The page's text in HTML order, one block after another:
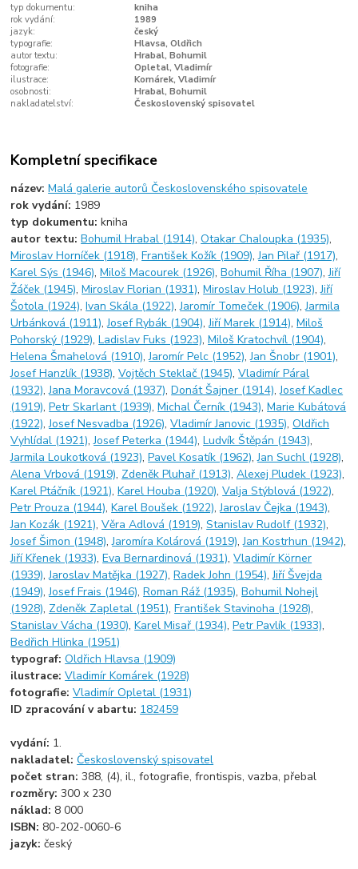
typ dokumentu:
kniha
rok vydání:
1989
jazyk:
český
typografie:
Hlavsa, Oldřich
autor textu:
Hrabal, Bohumil
fotografie:
Opletal, Vladimír
ilustrace:
Komárek, Vladimír
osobnosti:
Hrabal, Bohumil
nakladatelství:
Československý spisovatel
Kompletní specifikace
název:Malá galerie autorů Československého spisovatele
rok vydání: 1989
typ dokumentu:kniha
autor textu:Bohumil Hrabal (1914),Otakar Chaloupka (1935),
Miroslav Horníček (1918),František Kožík (1909),Jan Pilař (1917),
Karel Sýs (1946),Miloš Macourek (1926),Bohumil Říha (1907),Jiří
Žáček (1945),Miroslav Florian (1931),Miroslav Holub (1923),Jiří
Šotola (1924),Ivan Skála (1922),Jaromír Tomeček (1906),Jarmila
Urbánková (1911),Josef Rybák (1904),Jiří Marek (1914),Miloš
Pohorský (1929),Ladislav Fuks (1923),Miloš Kratochvíl (1904),
Helena Šmahelová (1910),Jaromír Pelc (1952),Jan Šnobr (1901),
Josef Hanzlík (1938),Vojtěch Steklač (1945),Vladimír Páral
(1932),Jana Moravcová (1937),Donát Šajner (1914),Josef Kadlec
(1919),Petr Skarlant (1939),Michal Černík (1943),Marie Kubátová
(1922),Josef Nesvadba (1926),Vladimír Janovic (1935),Oldřich
Vyhlídal (1921),Josef Peterka (1944),Ludvík Štěpán (1943),
Jarmila Loukotková (1923),Pavel Kosatík (1962),Jan Suchl (1928),
Alena Vrbová (1919), Zdeněk Pluhař (1913),Alexej Pludek (1923),
Karel Ptáčník (1921),Karel Houba (1920),Valja Stýblová (1922),
Petr Prouza (1944),Karel Boušek (1922),Jaroslav Čejka (1943),
Jan Kozák (1921),Věra Adlová (1919),Stanislav Rudolf (1932),
Josef Šimon (1948),Jaromíra Kolárová (1919),Jan Kostrhun (1942),
Jiří Křenek (1933),Eva Bernardinová (1931),Vladimír Körner
(1939),Jaroslav Matějka (1927),Radek John (1954),Jiří Švejda
(1949),Josef Frais (1946),Roman Ráž (1935),Bohumil Nohejl
(1928), Zdeněk Zapletal (1951),František Stavinoha (1928),
Stanislav Vácha (1930),Karel Misař (1934),Petr Pavlík (1933),
Bedřich Hlinka (1951)
typograf:Oldřich Hlavsa (1909)
ilustrace:Vladimír Komárek (1928)
fotografie:Vladimír Opletal (1931)
ID zpracování v abartu: 182459
vydání: 1.
nakladatel: Československý spisovatel
počet stran:388, (4), il., fotografie, frontispis, vazba, přebal
rozměry:300 x 230
náklad: 8 000
ISBN: 80-202-0060-6
jazyk:český